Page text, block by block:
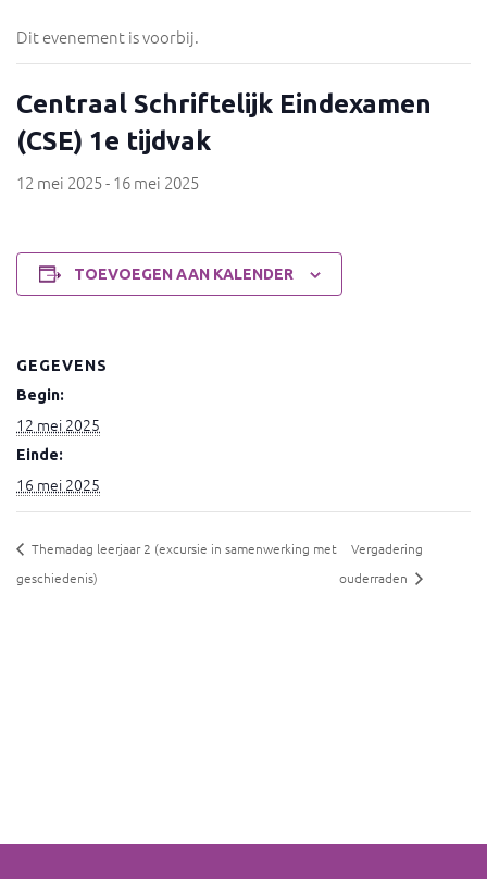
Dit evenement is voorbij.
Centraal Schriftelijk Eindexamen
(CSE) 1e tijdvak
12 mei 2025-16 mei 2025
TOEVOEGEN AAN KALENDER
GEGEVENS
Begin:
12 mei 2025
Einde:
16 mei 2025
Themadag leerjaar 2 (excursie in samenwerking met
geschiedenis)
Vergadering
ouderraden